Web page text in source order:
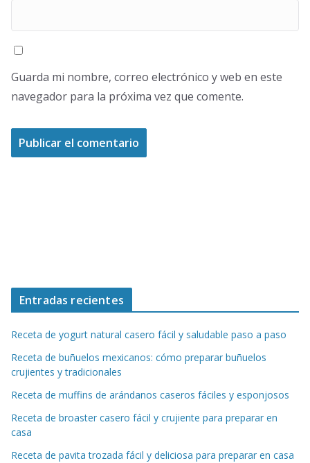
Guarda mi nombre, correo electrónico y web en este
navegador para la próxima vez que comente.
Entradas recientes
Receta de yogurt natural casero fácil y saludable paso a paso
Receta de buñuelos mexicanos: cómo preparar buñuelos
crujientes y tradicionales
Receta de muffins de arándanos caseros fáciles y esponjosos
Receta de broaster casero fácil y crujiente para preparar en
casa
Receta de pavita trozada fácil y deliciosa para preparar en casa